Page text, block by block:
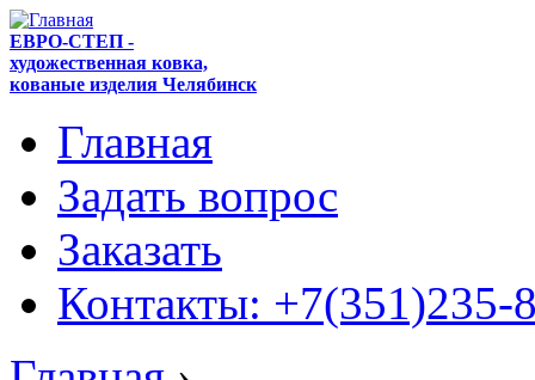
ЕВРО-СТЕП -
художественная ковка,
кованые изделия Челябинск
Главная
Задать вопрос
Заказать
Контакты: +7(351)235-